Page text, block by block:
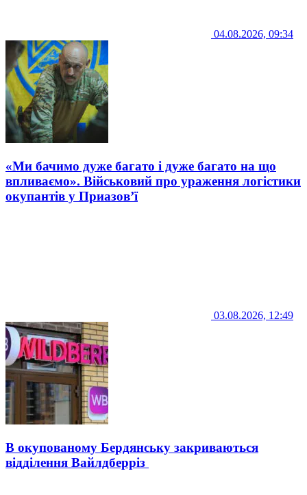
04.08.2026, 09:34
«Ми бачимо дуже багато і дуже багато на що
впливаємо». Військовий про ураження логістики
окупантів у Приазов’ї
03.08.2026, 12:49
В окупованому Бердянську закриваються
відділення Вайлдберріз